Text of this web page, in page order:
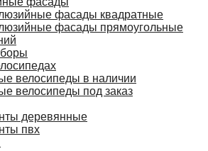
фасады квадратные
фасады прямоугольные
велосипеды в наличии
велосипеды под заказ
деревянные
пвх